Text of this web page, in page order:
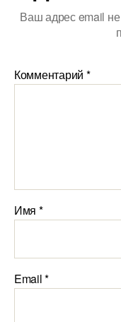
Ваш адрес email не
Комментарий *
Имя *
Email*